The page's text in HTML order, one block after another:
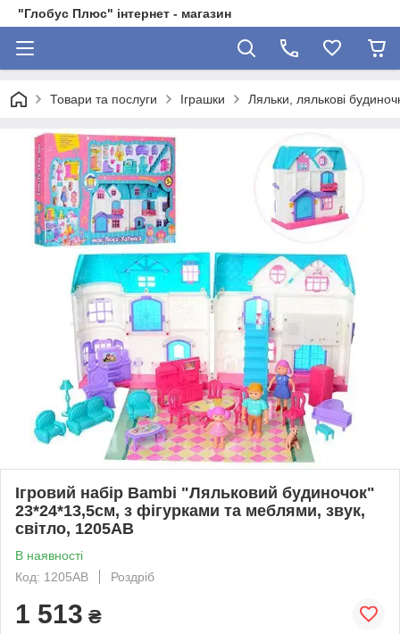
"Глобус Плюс" інтернет - магазин
Товари та послуги Іграшки Ляльки, лялькові
Ігровий набір Bambi "Ляльковий будиночок"
23*24*13,5см, з фігурками та меблями, звук,
світло, 1205AB
В наявності
Код: 1205AB
Роздріб
1 513 ₴